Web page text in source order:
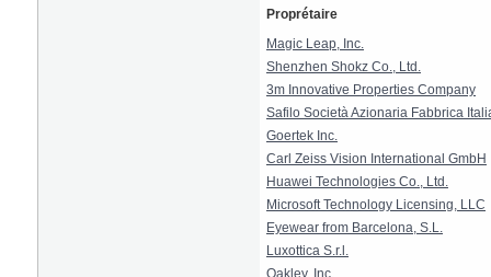
Proprétaire
Magic Leap, Inc.
Shenzhen Shokz Co., Ltd.
3m Innovative Properties Company
Safilo Società Azionaria Fabbrica
Goertek Inc.
Carl Zeiss Vision International GmbH
Huawei Technologies Co., Ltd.
Microsoft Technology Licensing, LLC
Eyewear from Barcelona, S.L.
Luxottica S.r.l.
Oakley, Inc.